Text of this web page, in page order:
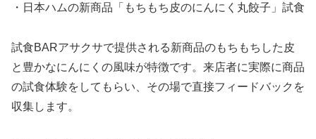
・日本ハムの新商品「もちもち皮のにんにく丸餃子」試食
試食BARアサクサで提供される新商品のもちもちした皮
と豊かなにんにくの風味が特徴です。来店者に実際に商品
の試食体験をしてもらい、その場で直接フィードバックを
収集します。